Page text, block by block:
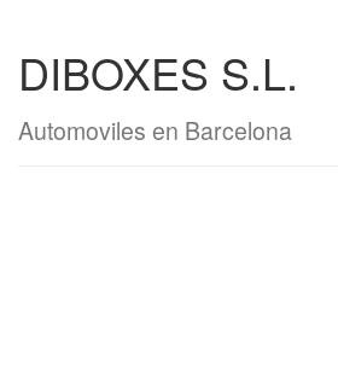
DIBOXES S.L.
Automoviles en Barcelona